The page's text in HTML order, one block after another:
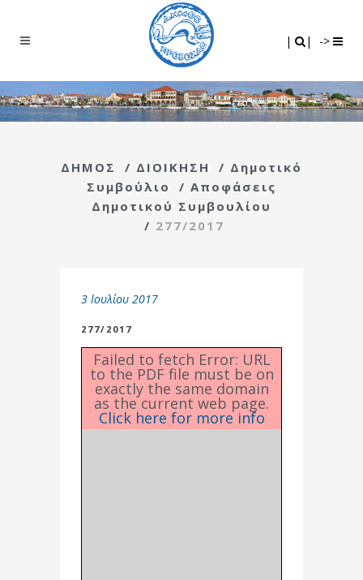
| | ->
ΔΗΜΟΣ / ΔΙΟΙΚΗΣΗ / Δημοτικό
Συμβούλιο
/ Αποφάσεις
Δημοτικού Συμβουλίου
/ 277/2017
3 Ιουλίου 2017
277/2017
Failed to fetch Error: URL
to the PDF file must be on
exactly the same domain
as the current web page.
Click here for more info